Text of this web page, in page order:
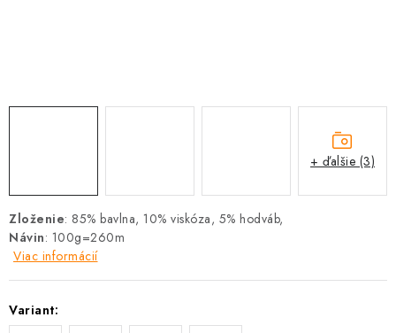
Zloženie: 85% bavlna, 10% viskóza, 5% hodváb,
Návin: 100g=260m
Viac informácií
Variant:
+ ďalšie (3)